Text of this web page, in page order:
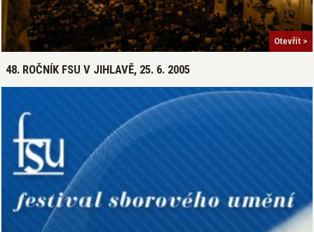
Otevřít >
48. ROČNÍK FSU V JIHLAVĚ, 25. 6. 2005